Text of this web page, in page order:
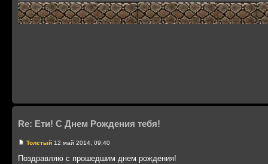
Re: Ети! С Днем Рождения тебя!
Толстый 12 май 2014, 09:40
Поздравляю с прошедшим днем рождения!